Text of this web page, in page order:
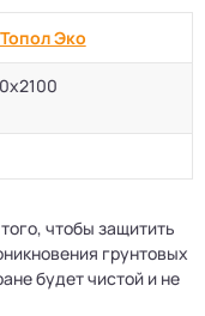
Эко
чтобы защитить
грунтовых
будет чистой и не